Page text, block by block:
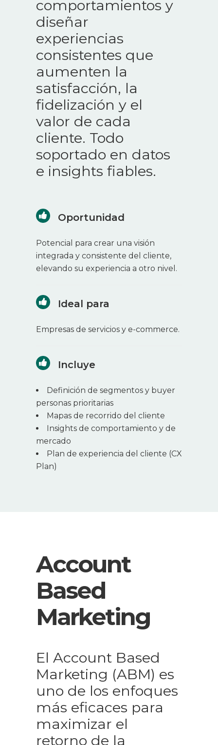
comportamientos y
diseñar
experiencias
consistentes que
aumenten la
satisfacción, la
fidelización y el
valor de cada
cliente. Todo
soportado en datos
e insights fiables.
Oportunidad
Potencial para crear una visión
integrada y consistente del cliente,
elevando su experiencia a otro nivel.
Ideal para
Empresas de servicios y e-commerce.
Incluye
Definición de segmentos y buyer
personas prioritarias
Mapas de recorrido del cliente
Insights de comportamiento y de
mercado
Plan de experiencia del cliente (CX
Plan)
Account
Based
Marketing
El Account Based
Marketing (ABM) es
uno de los enfoques
más eficaces para
maximizar el
retorno de la